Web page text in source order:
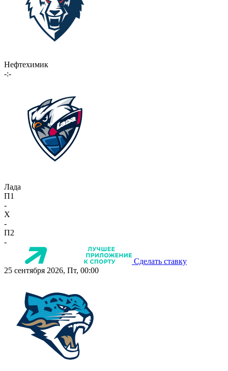
Нефтехимик
-:-
Лада
П1
-
X
-
П2
-
Сделать ставку
25 сентября 2026, Пт, 00:00